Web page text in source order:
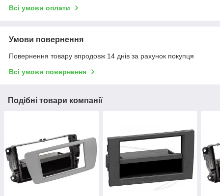
Всі умови оплати
Умови повернення
Повернення товару впродовж 14 днів за рахунок покупця
Всі умови повернення
Подібні товари компанії